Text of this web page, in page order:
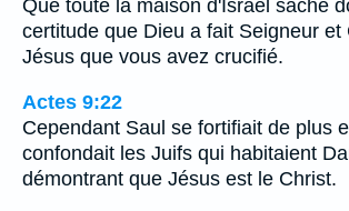
Que toute la maison d'Israël sache
certitude que Dieu a fait Seigneur et
Jésus que vous avez crucifié.
Actes 9:22
Cependant Saul se fortifiait de plus
confondait les Juifs qui habitaient
démontrant que Jésus est le Christ.